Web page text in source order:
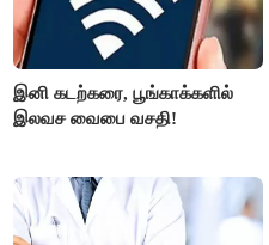
இனி கடற்கரை, பூங்காக்களில்
இலவச வைபை வசதி!